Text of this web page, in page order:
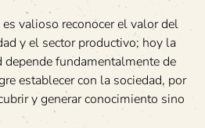
valioso reconocer el valor del
y el sector productivo; hoy la
depende fundamentalmente de
establecer con la sociedad, por
y generar conocimiento sino